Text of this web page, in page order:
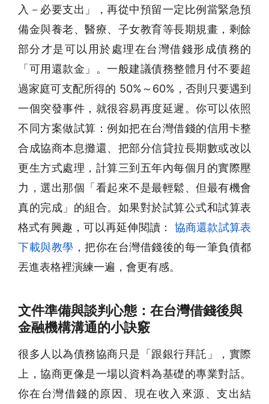
入－必要支出」，再從中預留一定比例當緊急預
備金與養老、醫療、子女教育等長期規畫，剩餘
部分才是可以用於處理在台灣借錢形成債務的
「可用還款金」。一般建議債務整體月付不要超
過家庭可支配所得的 50%～60%，否則只要遇到
一個突發事件，就很容易再度延遲。你可以依照
不同方案做試算：例如把在台灣借錢的信用卡整
合成協商本息攤還、把部分信貸拉長期數或改以
更生方式處理，計算三到五年內每個月的實際壓
力，選出那個「看起來不是最輕鬆、但最有機會
真的完成」的組合。如果對於試算公式和試算表
格式有興趣，可以再延伸閱讀：
協商還款試算表
下載與教學 ，把你在台灣借錢後的每一筆負債都
丟進表格裡演練一遍，會更有感。
文件準備與談判心態：在台灣借錢後與
金融機構溝通的小訣竅
很多人以為債務協商只是「跟銀行拜託」，實際
上，協商更像是一場以資料為基礎的專業對話。
你在台灣借錢的原因、現在收入來源、支出結